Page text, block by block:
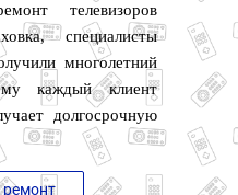
телевизоров
специалисты
многолетний
каждый клиент
долгосрочную
ремонт